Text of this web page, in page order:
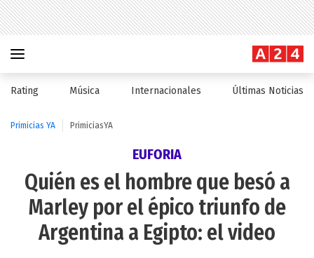
Rating Música Internacionales Últimas Noticias
Primicias YA PrimiciasYA
EUFORIA
Quién es el hombre que besó a
Marley por el épico triunfo de
Argentina a Egipto: el video